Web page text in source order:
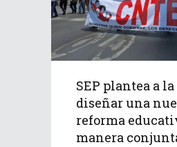
SEP plantea a la
diseñar una
reforma
manera